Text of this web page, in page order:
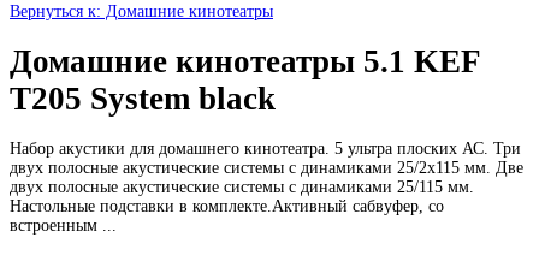
Вернуться к: Домашние кинотеатры
Домашние кинотеатры 5.1 KEF
T205 System black
Набор акустики для домашнего кинотеатра. 5 ультра плоских АС. Три
двух полосные акустические системы с динамиками 25/2х115 мм. Две
двух полосные акустические системы с динамиками 25/115 мм.
Настольные подставки в комплекте.Активный сабвуфер, со
встроенным ...